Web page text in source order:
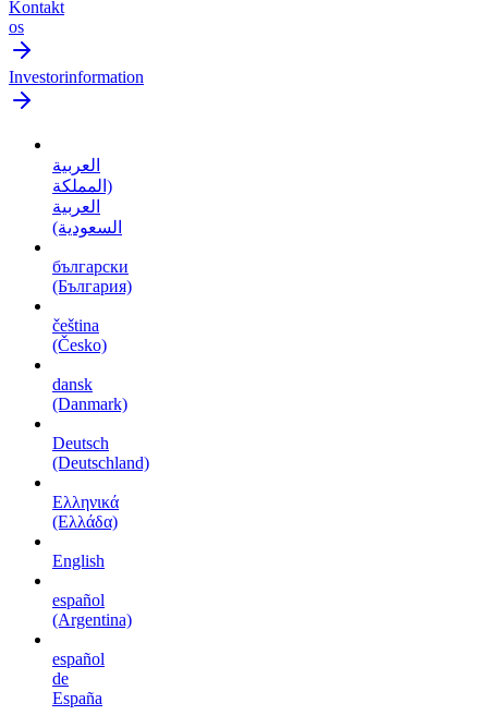
Kontakt
os
Investorinformation
العربية
(المملكة
العربية
السعودية)
български
(България)
čeština
(Česko)
dansk
(Danmark)
Deutsch
(Deutschland)
Ελληνικά
(Ελλάδα)
English
español
(Argentina)
español
de
España